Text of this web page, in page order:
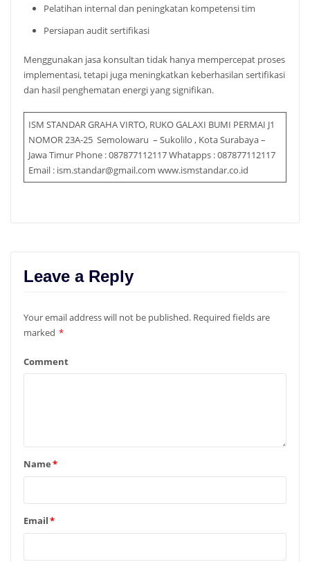
Pelatihan internal dan peningkatan kompetensi tim
Persiapan audit sertifikasi
Menggunakan jasa konsultan tidak hanya mempercepat proses
implementasi, tetapi juga meningkatkan keberhasilan sertifikasi
dan hasil penghematan energi yang signifikan.
ISM STANDAR GRAHA VIRTO, RUKO GALAXI BUMI PERMAI J1
NOMOR 23A-25 Semolowaru – Sukolilo , Kota Surabaya –
Jawa Timur Phone : 087877112117 Whatapps : 087877112117
Email : ism.standar@gmail.com www.ismstandar.co.id
Leave a Reply
Your email address will not be published. Required fields are
marked *
Comment
Name*
Email*